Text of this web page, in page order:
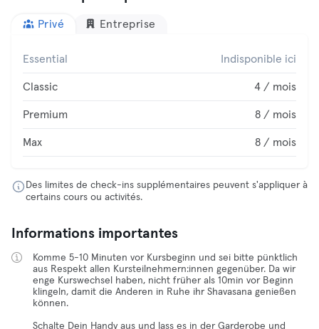
Privé Entreprise
Essential Indisponible ici
Classic 4 / mois
Premium 8 / mois
Max 8 / mois
Des limites de check-ins supplémentaires peuvent s'appliquer à
certains cours ou activités.
Informations importantes
Komme 5-10 Minuten vor Kursbeginn und sei bitte pünktlich
aus Respekt allen Kursteilnehmern:innen gegenüber. Da wir
enge Kurswechsel haben, nicht früher als 10min vor Beginn
klingeln, damit die Anderen in Ruhe ihr Shavasana genießen
können.
Schalte Dein Handy aus und lass es in der Garderobe und